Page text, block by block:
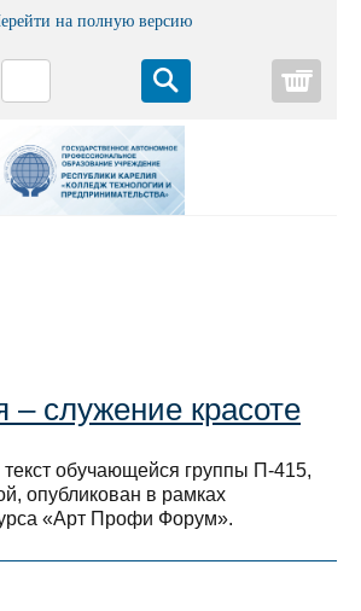
на полную версию
служение красоте
обучающейся группы П-415,
опубликован в рамках
«Арт Профи Форум».